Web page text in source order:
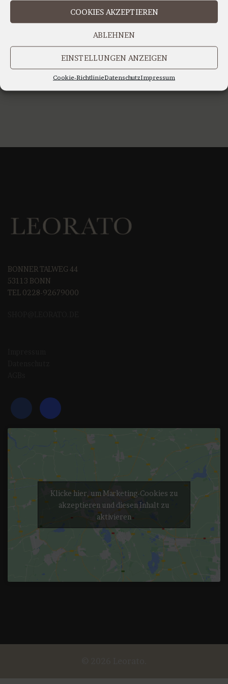
COOKIES AKZEPTIEREN
ABLEHNEN
EINSTELLUNGEN ANZEIGEN
Cookie-RichtlinieDatenschutzImpressum
BONNER TALWEG 44
53113 BONN
TEL 0228-92679000
Klicke hier, um Marketing-Cookies zu
akzeptieren und diesen Inhalt zu
aktivieren